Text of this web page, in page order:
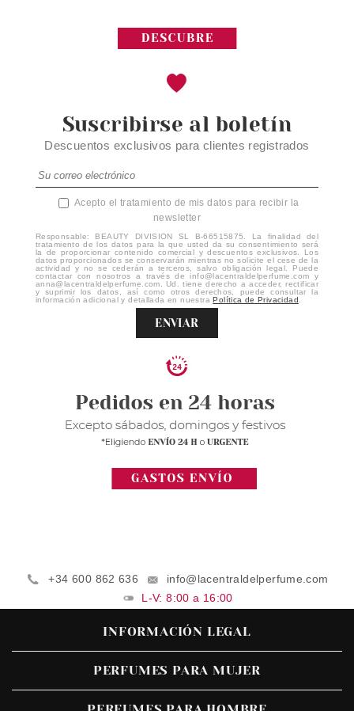
Suscribirse al boletín
Descuentos exclusivos para clientes registrados
Acepto el tratamiento de mis datos para recibir la
newsletter
Responsable: BEAUTY DIVISION SL B-66515875. La finalidad del
tratamiento de los datos para la que usted da su consentimiento será
la de proporcionar contenido comercial y descuentos exclusivos. Los
datos proporcionados se conservarán mientras no solicite el cese de la
actividad y no se cederán a terceros, salvo obligación legal. Puede
contactar con nosotros a través de info@lacentraldelperfume.com y
anna@lacentraldelperfume.com. Ud. tiene derecho a acceder, rectificar
y suprimir los datos, así como otros derechos, puede consultar la
información adicional y detallada en nuestra Política de Privacidad .
ENVIAR
+34 600 862 636
info@lacentraldelperfume.com
L-V: 8:00 a 16:00
INFORMACIÓN LEGAL
PERFUMES PARA MUJER